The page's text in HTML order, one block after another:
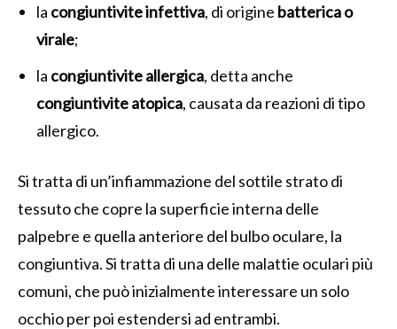
la congiuntivite infettiva, di origine batterica o
virale;
la congiuntivite allergica, detta anche
congiuntivite atopica, causata da reazioni di tipo
allergico.
Si tratta di un’infiammazione del sottile strato di
tessuto che copre la superficie interna delle
palpebre e quella anteriore del bulbo oculare, la
congiuntiva. Si tratta di una delle malattie oculari più
comuni, che può inizialmente interessare un solo
occhio per poi estendersi ad entrambi.